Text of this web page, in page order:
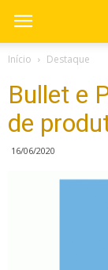
Início Destaque
Bullet e
de
16/06/2020